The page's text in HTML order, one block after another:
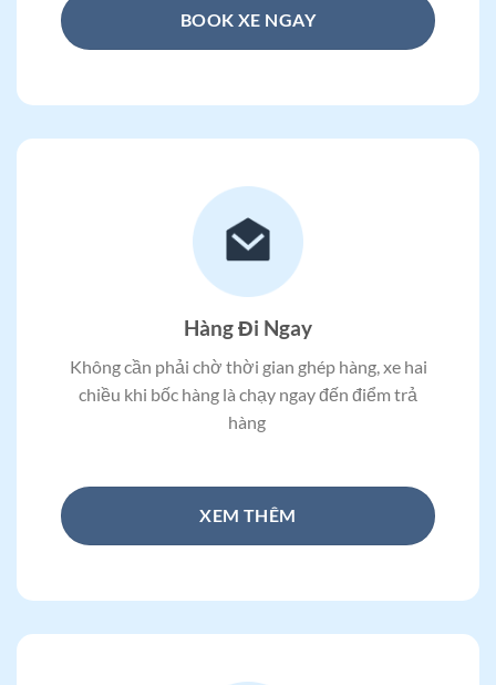
BOOK XE NGAY
Hàng Đi Ngay
Không cần phải chờ thời gian ghép hàng, xe hai
chiều khi bốc hàng là chạy ngay đến điểm trả
hàng
XEM THÊM